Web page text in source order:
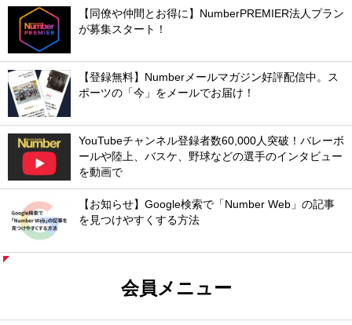
【同僚や仲間とお得に】NumberPREMIER法人プラン
が募集スタート！
【登録無料】Numberメールマガジン好評配信中。ス
ポーツの「今」をメールでお届け！
YouTubeチャンネル登録者数60,000人突破！バレーボ
ールや陸上、バスケ、野球などの選手のインタビュー
を動画で
【お知らせ】Google検索で「Number Web」の記事
を見つけやすくする方法
会員メニュー